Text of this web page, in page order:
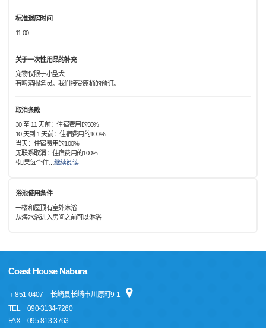
标准退房时间
11:00
关于一次性用品的补充
宠物仅限于小型犬
有啤酒服务员。我们接受原桶的预订。
取消条款
30 至 11 天前：住宿费用的50%
10 天到 1 天前：住宿费用的100%
当天：住宿费用的100%
无联系取消：住宿费用的100%
*如果每个住…继续阅读
浴池使用条件
一楼和屋顶有室外淋浴
从海水浴进入房间之前可以淋浴
Coast House Nabura
〒851-0407
长崎县长崎市川原町9-1
TEL
090-3134-7260
FAX
095-813-3763